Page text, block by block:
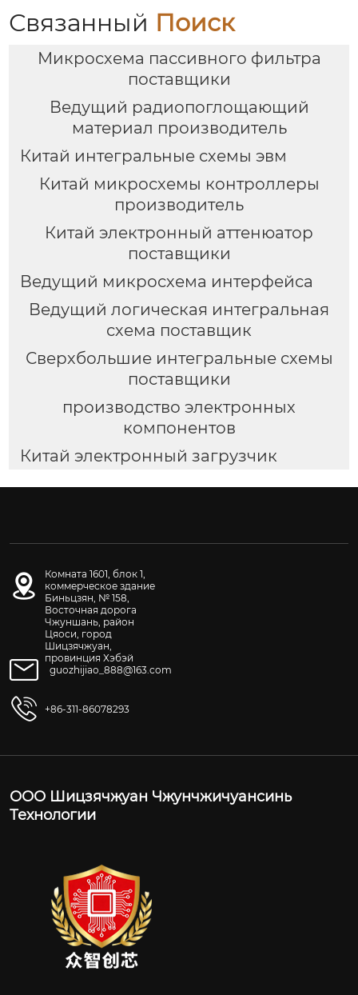
Связанный Поиск
Микросхема пассивного фильтра
поставщики
Ведущий радиопоглощающий
материал производитель
Китай интегральные схемы эвм
Китай микросхемы контроллеры
производитель
Китай электронный аттенюатор
поставщики
Ведущий микросхема интерфейса
Ведущий логическая интегральная
схема поставщик
Сверхбольшие интегральные схемы
поставщики
производство электронных
компонентов
Китай электронный загрузчик
Комната 1601, блок 1,
коммерческое здание
Биньцзян, № 158,
Восточная дорога
Чжуншань, район
Цяоси, город
Шицзячжуан,
провинция Хэбэй
guozhijiao_888@163.com
+86-311-86078293
ООО Шицзячжуан Чжунчжичуансинь
Технологии